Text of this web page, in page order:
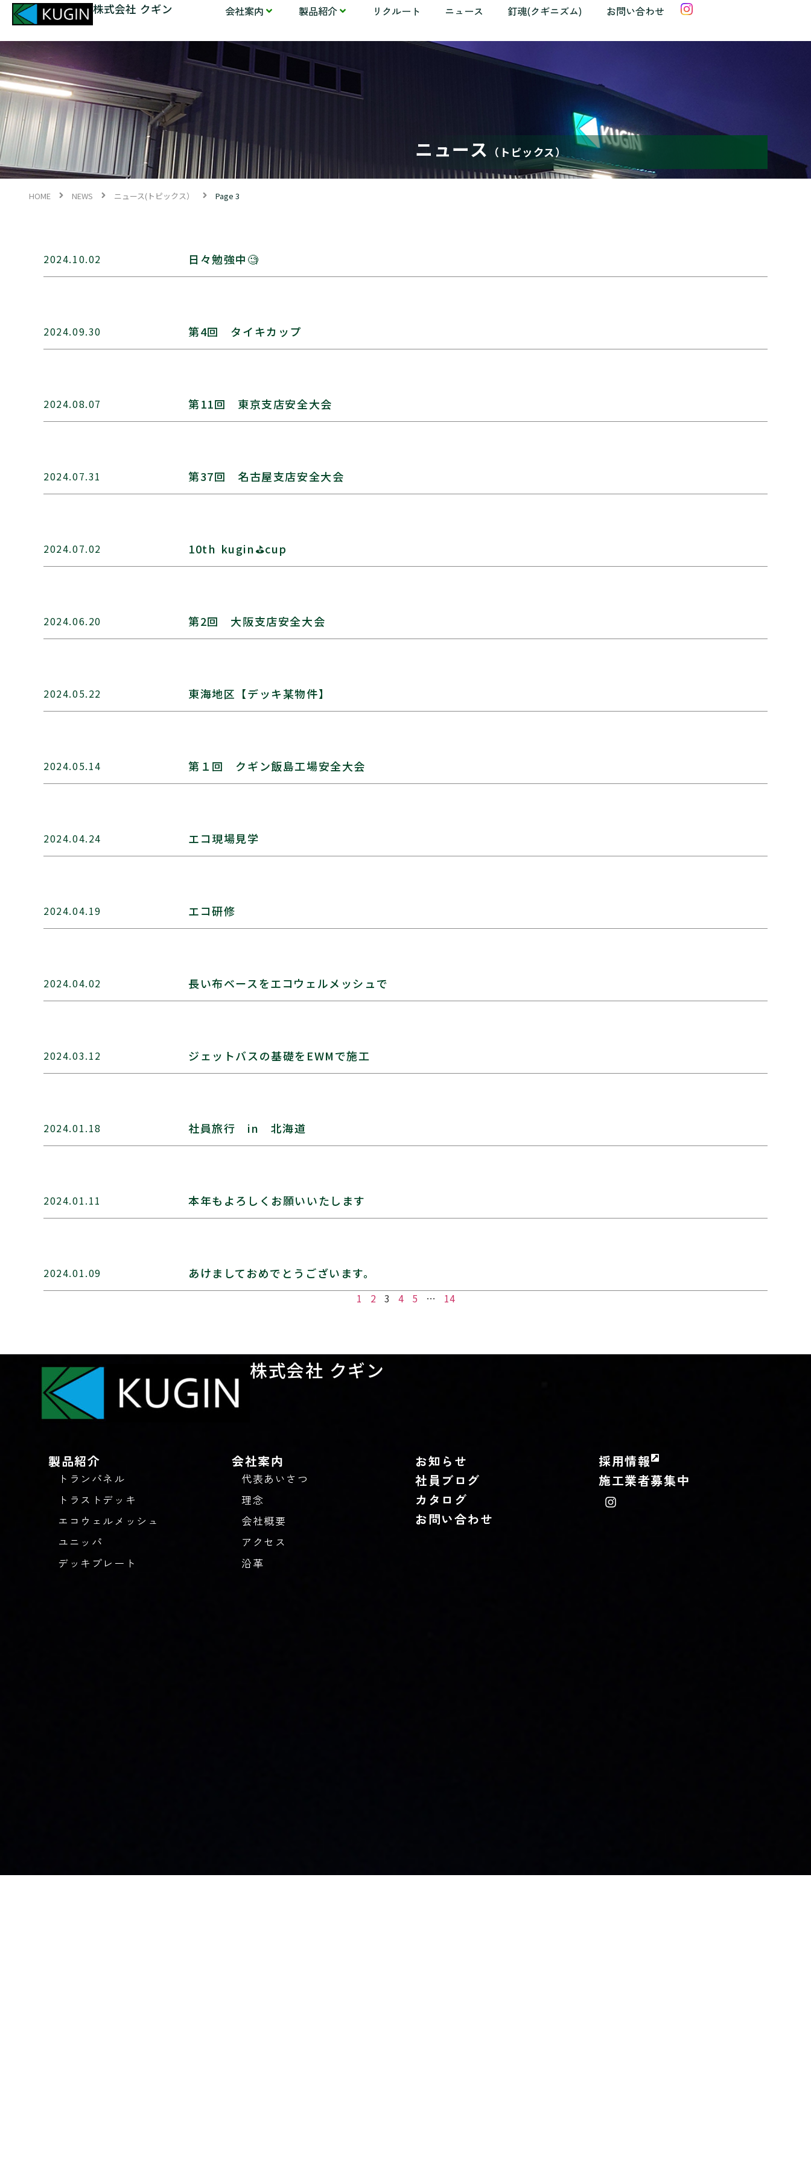
株式会社 クギン 会社案内 製品紹介 リクルート ニュース 釘魂(クギニズム) お問い合わせ
ニュース （トピックス）
HOME NEWS ニュース(トピックス） Page 3
2024.10.02 日々勉強中🧐
2024.09.30 第4回 タイキカップ
2024.08.07 第11回 東京支店安全大会
2024.07.31 第37回 名古屋支店安全大会
2024.07.02 10th kugin⛳cup
2024.06.20 第2回 大阪支店安全大会
2024.05.22 東海地区【デッキ某物件】
2024.05.14 第１回 クギン飯島工場安全大会
2024.04.24 エコ現場見学
2024.04.19 エコ研修
2024.04.02 長い布ベースをエコウェルメッシュで
2024.03.12 ジェットバスの基礎をEWMで施工
2024.01.18 社員旅行 in 北海道
2024.01.11 本年もよろしくお願いいたします
2024.01.09 あけましておめでとうございます。
1 2 3 4 5 … 14
株式会社 クギン
製品紹介
トランパネル
トラストデッキ
エコウェルメッシュ
ユニッパ
デッキプレート
会社案内
代表あいさつ
理念
会社概要
アクセス
沿革
お知らせ
社員ブログ
カタログ
お問い合わせ
採用情報
施工業者募集中